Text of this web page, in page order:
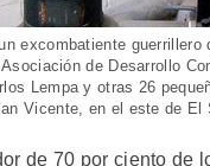
excombatiente
de Desarrollo
Lempa y otras 26
Vicente, en el este de El
de 70 por ciento de